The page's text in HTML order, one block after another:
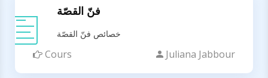
فنّ القصّة
خصائص فنّ القصّة
Cours Juliana Jabbour